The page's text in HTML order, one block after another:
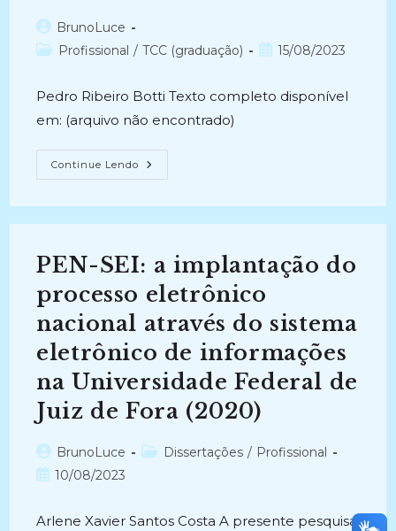
Autor
do
BrunoLuce
Categoria
Profissional / TCC (graduação)
Post15/08/2023
Pedro Ribeiro Botti Texto completo disponível
em: (arquivo não encontrado)
Continue Lendo AS
FOTOGRAFIAS
PRESERVAÇÃO
ORGANICIDADE:
O
Papel
Dos
Metadados
(2016)
PEN-SEI: a implantação do
processo eletrônico
nacional através do sistema
eletrônico de informações
na Universidade Federal de
Juiz de Fora (2020)
Autor
do
BrunoLuce
Categoria
Dissertações / Profissional
Post10/08/2023
Arlene Xavier Santos Costa A presente pesquisa